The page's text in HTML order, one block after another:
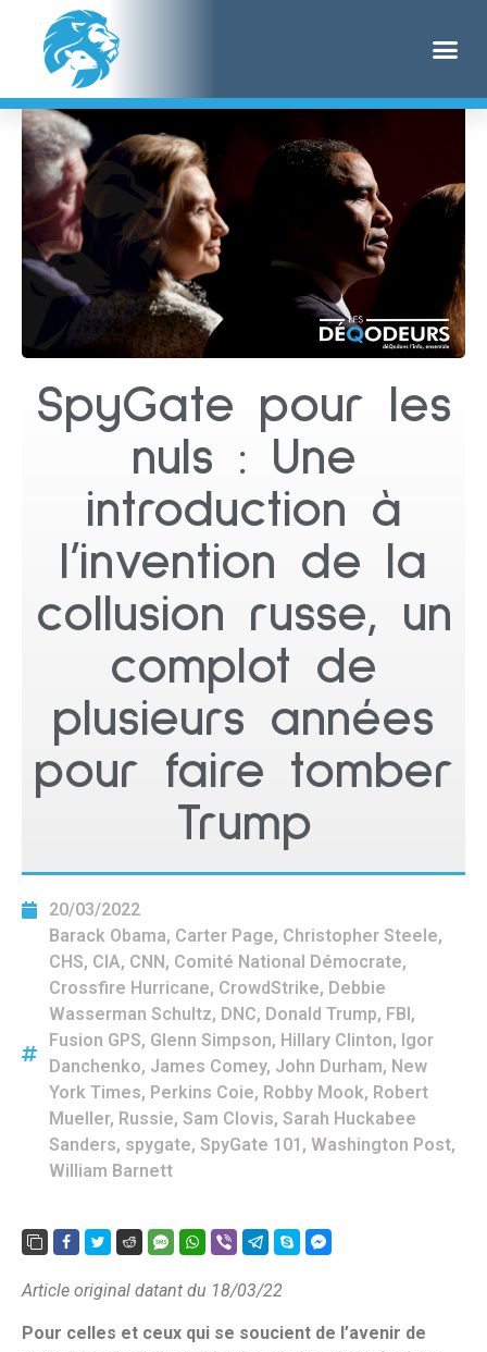
SpyGate pour les
nuls : Une
introduction à
l’invention de la
collusion russe, un
complot de
plusieurs années
pour faire tomber
Trump
20/03/2022
Barack Obama, Carter Page, Christopher Steele,
CHS, CIA, CNN , Comité National Démocrate,
Crossfire Hurricane, CrowdStrike, Debbie
Wasserman Schultz, DNC, Donald Trump, FBI ,
Fusion GPS, Glenn Simpson, Hillary Clinton, Igor
Danchenko, James Comey, John Durham, New
York Times, Perkins Coie, Robby Mook, Robert
Mueller, Russie, Sam Clovis, Sarah Huckabee
Sanders, spygate, SpyGate 101 , Washington Post,
William Barnett
Article original datant du 18/03/22
Pour celles et ceux qui se soucient de l’avenir de